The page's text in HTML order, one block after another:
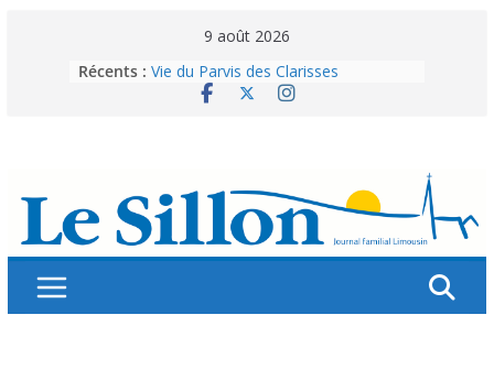
9 août 2026
Récents : Vie du Parvis des Clarisses
La brochure « Des vacances
Splendeurs murales de nos églises
Abonnez-vous ! Réabonnez-vous !